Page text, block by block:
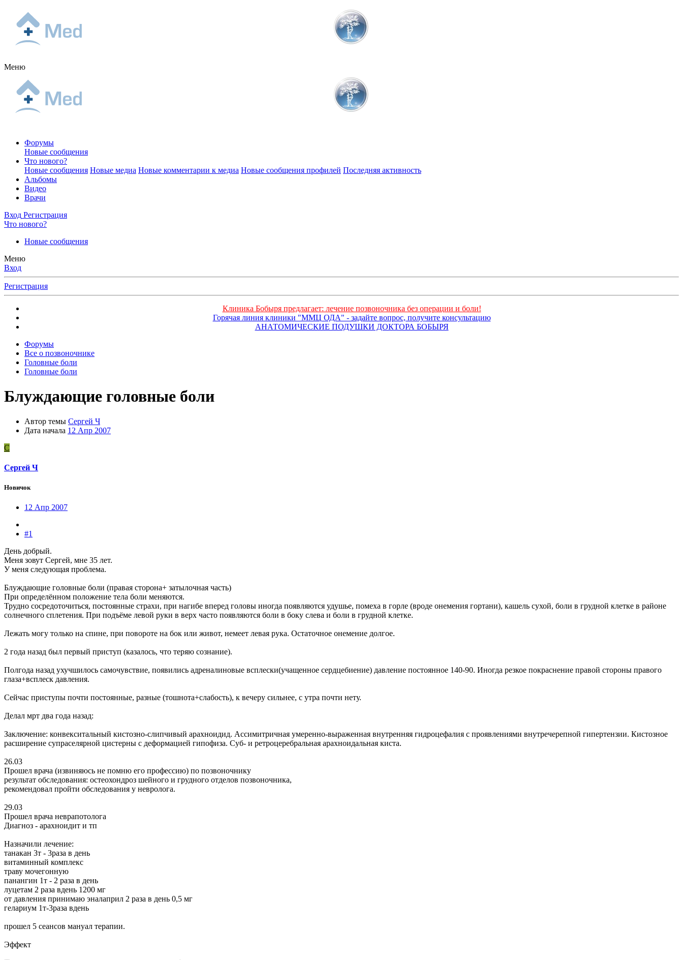
Меню
Форумы
Новые сообщения
Что нового?
Новые сообщения Новые медиа Новые комментарии к медиа Новые сообщения профилей Последняя активность
Альбомы
Видео
Врачи
Вход Регистрация
Что нового?
Новые сообщения
Меню
Вход
Регистрация
Клиника Бобыря предлагает: лечение позвоночника без операции и боли!
Горячая линия клиники "ММЦ ОДА" - задайте вопрос, получите консультацию
АНАТОМИЧЕСКИЕ ПОДУШКИ ДОКТОРА БОБЫРЯ
Форумы
Все о позвоночнике
Головные боли
Головные боли
Блуждающие головные боли
Автор темы Сергей Ч
Дата начала 12 Апр 2007
С
Сергей Ч
Новичок
12 Апр 2007
#1
День добрый.
Меня зовут Сергей, мне 35 лет.
У меня следующая проблема.
Блуждающие головные боли (правая сторона+ затылочная часть)
При определённом положение тела боли меняются.
Трудно сосредоточиться, постоянные страхи, при нагибе вперед головы иногда появляются удушье, помеха в горле (вроде онемения гортани), кашель сухой, боли в грудной клетке в районе
солнечного сплетения. При подъёме левой руки в верх часто появляются боли в боку слева и боли в грудной клетке.
Лежать могу только на спине, при повороте на бок или живот, немеет левая рука. Остаточное онемение долгое.
2 года назад был первый приступ (казалось, что теряю сознание).
Полгода назад ухучшилось самочувствие, появились адреналиновые всплески(учащенное сердцебиение) давление постоянное 140-90. Иногда резкое покраснение правой стороны правого
глаза+всплеск давления.
Сейчас приступы почти постоянные, разные (тошнота+слабость), к вечеру сильнее, с утра почти нету.
Делал мрт два года назад:
Заключение: конвекситальный кистозно-слипчивый арахноидид. Ассимитричная умеренно-выраженная внутренняя гидроцефалия с проявлениями внутречерепной гипертензии. Кистозное
расширение супраселярной цистерны с деформацией гипофиза. Суб- и ретроцеребральная арахноидальная киста.
26.03
Прошел врача (извиняюсь не помню его профессию) по позвоночнику
результат обследования: остеохондроз шейного и грудного отделов позвоночника,
рекомендовал пройти обследования у невролога.
29.03
Прошел врача неврапотолога
Диагноз - арахноидит и тп
Назначили лечение:
танакан 3т - 3раза в день
витаминный комплекс
траву мочегонную
панангин 1т - 2 раза в день
луцетам 2 раза вдень 1200 мг
от давления принимаю эналаприл 2 раза в день 0,5 мг
гелариум 1т-3раза вдень
прошел 5 сеансов мануал терапии.
Эффект